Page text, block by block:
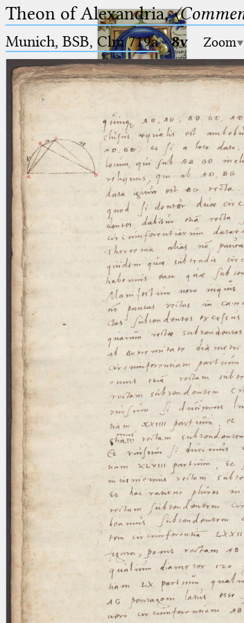
Ptolemaeus
Arabus et Latinus
_
(the underscore) is the placeholder
for exactly one character.
%
(the percent sign) is the
placeholder for no, one or more
than one character.
%%
(two percent signs) is the
placeholder for no, one or more
than one character, but not for
blank space (so that a search ends
at word boundaries).
🔎︎
Start
Project
Team
News
Jobs
Publications
Conference
Arabic Works
Arabic Manuscripts
Latin Works
Latin Manuscripts
Latin Early Prints
Images
Texts
betaGlossary
Resources
Theon of Alexandria,
Munich, BSB, Clm 719a·8v Zoom